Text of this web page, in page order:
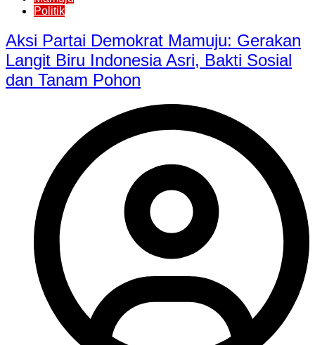
Politik
Aksi Partai Demokrat Mamuju: Gerakan
Langit Biru Indonesia Asri, Bakti Sosial
dan Tanam Pohon